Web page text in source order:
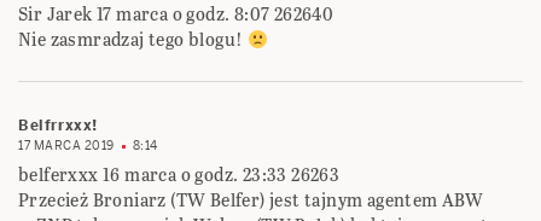
Sir Jarek 17 marca o godz. 8:07 262640
Nie zasmradzaj tego blogu!
Belfrrxxx!
17 MARCA 2019 8:14
belferxxx 16 marca o godz. 23:33‎ ‎26263‎
Przecież Broniarz (TW Belfer) jest tajnym agentem ABW